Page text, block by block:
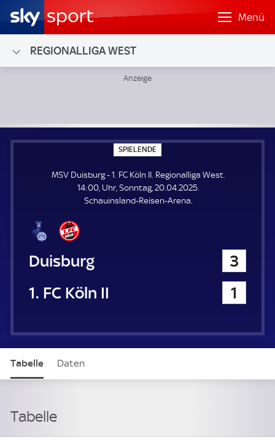
Menü
REGIONALLIGA WEST
SPIELENDE
P
E
L
E
N
MSV Duisburg - 1. FC Köln II. Regionalliga West.
14:00, Uhr, Sonntag, 20.04.2025.
Schauinsland-Reisen-Arena.
MSV Duisburg
3
1. FC Köln II
1
Tabelle Daten
Tabelle